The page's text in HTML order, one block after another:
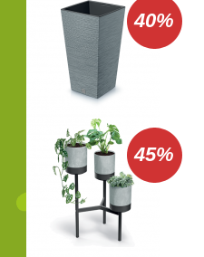
40%
45%